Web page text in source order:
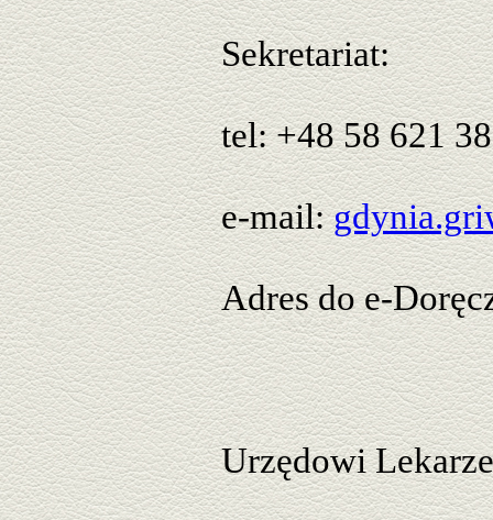
Sekretariat:
tel: +48 58 621
e-mail:
Adres do e-
Urzędowi